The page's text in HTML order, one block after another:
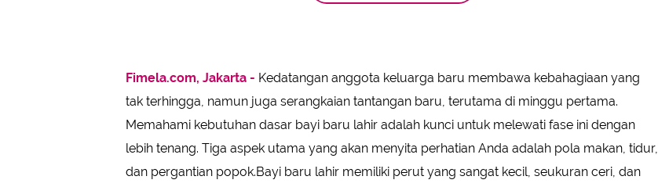
Fimela.com, Jakarta - Kedatangan anggota keluarga baru membawa kebahagiaan yang
tak terhingga, namun juga serangkaian tantangan baru, terutama di minggu pertama.
Memahami kebutuhan dasar bayi baru lahir adalah kunci untuk melewati fase ini dengan
lebih tenang. Tiga aspek utama yang akan menyita perhatian Anda adalah pola makan, tidur,
dan pergantian popok.Bayi baru lahir memiliki perut yang sangat kecil, seukuran ceri, dan